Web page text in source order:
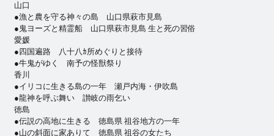
山口
●漁と農を守る神々の島 山口県萩市見島
●鬼ヨーズと精霊船 山口県萩市見島 生と死の習俗
愛媛
●四国遍路 八十八ｶ所めぐりと接待
●牛鬼がゆく 南予の怪獣祭り
香川
●イリコに生きる島の一年 瀬戸内海・伊吹島
●龍神を呼ぶ舞い 讃岐の雨乞い
徳島
●伝説の高地に生きる 徳島県 祖谷地方の一年
●山の斜面に家ありて 徳島県 祖谷の女たち